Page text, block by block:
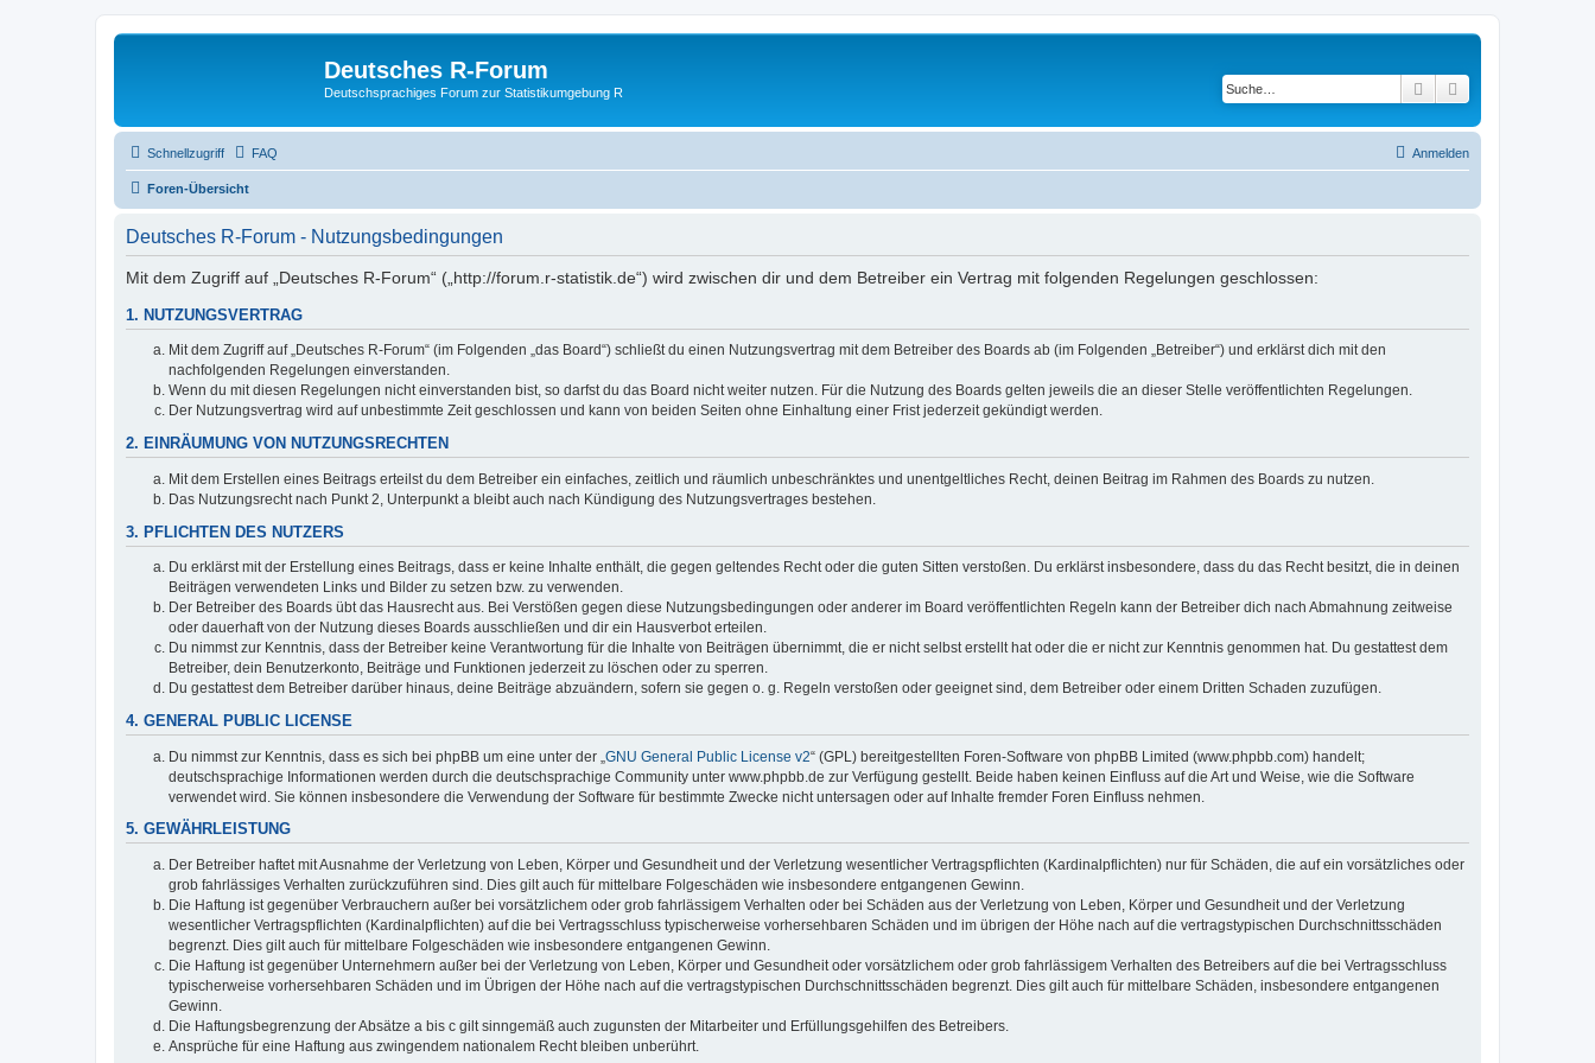
Deutsches R-Forum
Deutschsprachiges Forum zur Statistikumgebung R Suche
Schnellzugriff FAQ Anmelden
Foren-Übersicht
Deutsches R-Forum - Nutzungsbedingungen
Mit dem Zugriff auf „Deutsches R-Forum“ („http://forum.r-statistik.de“) wird zwischen dir und dem Betreiber ein Vertrag mit folgenden Regelungen geschlossen:
1. NUTZUNGSVERTRAG
Mit dem Zugriff auf „Deutsches R-Forum“ (im Folgenden „das Board“) schließt du einen Nutzungsvertrag mit dem Betreiber des Boards ab (im Folgenden „Betreiber“) und erklärst dich mit den
nachfolgenden Regelungen einverstanden.
Wenn du mit diesen Regelungen nicht einverstanden bist, so darfst du das Board nicht weiter nutzen. Für die Nutzung des Boards gelten jeweils die an dieser Stelle veröffentlichten Regelungen.
Der Nutzungsvertrag wird auf unbestimmte Zeit geschlossen und kann von beiden Seiten ohne Einhaltung einer Frist jederzeit gekündigt werden.
2. EINRÄUMUNG VON NUTZUNGSRECHTEN
Mit dem Erstellen eines Beitrags erteilst du dem Betreiber ein einfaches, zeitlich und räumlich unbeschränktes und unentgeltliches Recht, deinen Beitrag im Rahmen des Boards zu nutzen.
Das Nutzungsrecht nach Punkt 2, Unterpunkt a bleibt auch nach Kündigung des Nutzungsvertrages bestehen.
3. PFLICHTEN DES NUTZERS
Du erklärst mit der Erstellung eines Beitrags, dass er keine Inhalte enthält, die gegen geltendes Recht oder die guten Sitten verstoßen. Du erklärst insbesondere, dass du das Recht besitzt, die in deinen
Beiträgen verwendeten Links und Bilder zu setzen bzw. zu verwenden.
Der Betreiber des Boards übt das Hausrecht aus. Bei Verstößen gegen diese Nutzungsbedingungen oder anderer im Board veröffentlichten Regeln kann der Betreiber dich nach Abmahnung zeitweise
oder dauerhaft von der Nutzung dieses Boards ausschließen und dir ein Hausverbot erteilen.
Du nimmst zur Kenntnis, dass der Betreiber keine Verantwortung für die Inhalte von Beiträgen übernimmt, die er nicht selbst erstellt hat oder die er nicht zur Kenntnis genommen hat. Du gestattest dem
Betreiber, dein Benutzerkonto, Beiträge und Funktionen jederzeit zu löschen oder zu sperren.
Du gestattest dem Betreiber darüber hinaus, deine Beiträge abzuändern, sofern sie gegen o. g. Regeln verstoßen oder geeignet sind, dem Betreiber oder einem Dritten Schaden zuzufügen.
4. GENERAL PUBLIC LICENSE
Du nimmst zur Kenntnis, dass es sich bei phpBB um eine unter der „ GNU General Public License v2“ (GPL) bereitgestellten Foren-Software von phpBB Limited (www.phpbb.com) handelt;
deutschsprachige Informationen werden durch die deutschsprachige Community unter www.phpbb.de zur Verfügung gestellt. Beide haben keinen Einfluss auf die Art und Weise, wie die Software
verwendet wird. Sie können insbesondere die Verwendung der Software für bestimmte Zwecke nicht untersagen oder auf Inhalte fremder Foren Einfluss nehmen.
5. GEWÄHRLEISTUNG
Der Betreiber haftet mit Ausnahme der Verletzung von Leben, Körper und Gesundheit und der Verletzung wesentlicher Vertragspflichten (Kardinalpflichten) nur für Schäden, die auf ein vorsätzliches oder
grob fahrlässiges Verhalten zurückzuführen sind. Dies gilt auch für mittelbare Folgeschäden wie insbesondere entgangenen Gewinn.
Die Haftung ist gegenüber Verbrauchern außer bei vorsätzlichem oder grob fahrlässigem Verhalten oder bei Schäden aus der Verletzung von Leben, Körper und Gesundheit und der Verletzung
wesentlicher Vertragspflichten (Kardinalpflichten) auf die bei Vertragsschluss typischerweise vorhersehbaren Schäden und im übrigen der Höhe nach auf die vertragstypischen Durchschnittsschäden
begrenzt. Dies gilt auch für mittelbare Folgeschäden wie insbesondere entgangenen Gewinn.
Die Haftung ist gegenüber Unternehmern außer bei der Verletzung von Leben, Körper und Gesundheit oder vorsätzlichem oder grob fahrlässigem Verhalten des Betreibers auf die bei Vertragsschluss
typischerweise vorhersehbaren Schäden und im Übrigen der Höhe nach auf die vertragstypischen Durchschnittsschäden begrenzt. Dies gilt auch für mittelbare Schäden, insbesondere entgangenen
Gewinn.
Die Haftungsbegrenzung der Absätze a bis c gilt sinngemäß auch zugunsten der Mitarbeiter und Erfüllungsgehilfen des Betreibers.
Ansprüche für eine Haftung aus zwingendem nationalem Recht bleiben unberührt.